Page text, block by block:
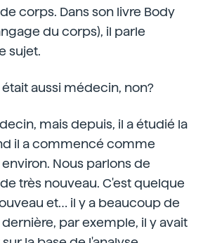
corps. Dans son livre Body
du corps), il parle
sujet.
était aussi médecin, non?
mais depuis, il a étudié la
il a commencé comme
Nous parlons de
très nouveau. C'est quelque
et… il y a beaucoup de
par exemple, il y avait